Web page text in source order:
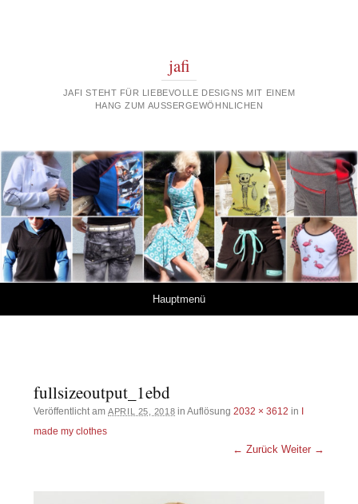
jafi
JAFI STEHT FÜR LIEBEVOLLE DESIGNS MIT EINEM
HANG ZUM AUSSERGEWÖHNLICHEN
Hauptmenü
fullsizeoutput_1ebd
Veröffentlicht amAPRIL 25, 2018 in Auflösung2032 × 3612 in I
made my clothes
← Zurück Weiter →